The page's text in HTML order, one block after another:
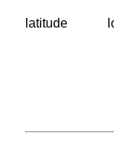
latitude